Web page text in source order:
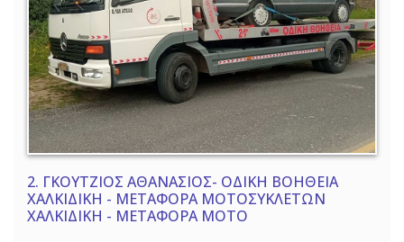
2. ΓΚΟΥΤΖΙΟΣ ΑΘΑΝΑΣΙΟΣ- ΟΔΙΚΗ ΒΟΗΘΕΙΑ
ΧΑΛΚΙΔΙΚΗ - ΜΕΤΑΦΟΡΑ ΜΟΤΟΣΥΚΛΕΤΩΝ
ΧΑΛΚΙΔΙΚΗ - ΜΕΤΑΦΟΡΑ ΜΟΤΟ